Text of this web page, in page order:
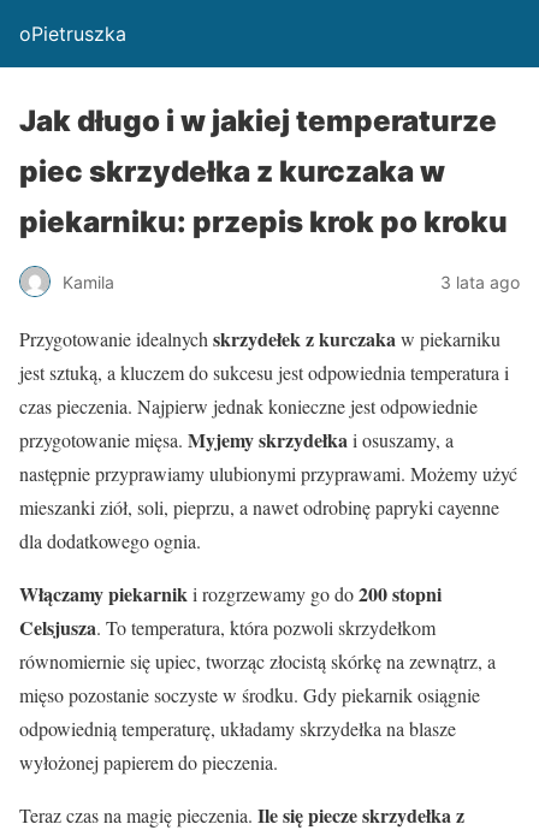
oPietruszka
Jak długo i w jakiej temperaturze
piec skrzydełka z kurczaka w
piekarniku: przepis krok po kroku
Kamila 3 lata ago
Przygotowanie idealnych skrzydełek z kurczakaw piekarniku
jest sztuką, a kluczem do sukcesu jest odpowiednia temperatura i
czas pieczenia. Najpierw jednak konieczne jest odpowiednie
przygotowanie mięsa. Myjemy skrzydełkai osuszamy, a
następnie przyprawiamy ulubionymi przyprawami. Możemy użyć
mieszanki ziół, soli, pieprzu, a nawet odrobinę papryki cayenne
dla dodatkowego ognia.
Włączamy piekarniki rozgrzewamy go do200 stopni
Celsjusza. To temperatura, która pozwoli skrzydełkom
równomiernie się upiec, tworząc złocistą skórkę na zewnątrz, a
mięso pozostanie soczyste w środku. Gdy piekarnik osiągnie
odpowiednią temperaturę, układamy skrzydełka na blasze
wyłożonej papierem do pieczenia.
Teraz czas na magię pieczenia. Ile się piecze skrzydełka z